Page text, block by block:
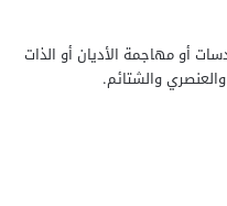
أو مهاجمة الأديان أو الذات
والشتائم.